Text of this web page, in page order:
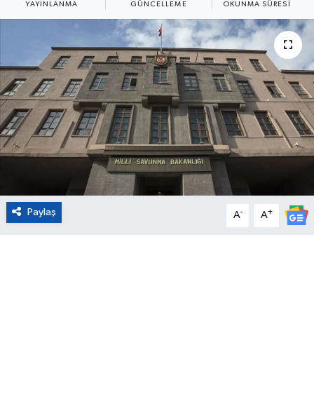
YAYINLANMA GÜNCELLEME OKUNMA SÜRESI
Paylaş A- A+
Sağlık
Magazin
Turizm
Çevre
Kültür ve Sanat
Sivil Toplum